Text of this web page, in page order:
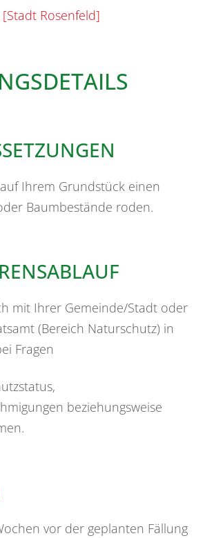
Rosenfeld]
Ihrem Grundstück einen
Baumbestände roden.
mit Ihrer Gemeinde/Stadt oder
(Bereich Naturschutz) in
Fragen
beziehungsweise
vor der geplanten Fällung